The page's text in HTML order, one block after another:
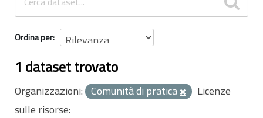
Ordina per
1 dataset trovato
Organizzazioni: Comunità di pratica
Licenze
sulle risorse: